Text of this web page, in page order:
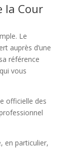
la Cour
Le
auprès d’une
référence
vous
officielle des
en particulier,